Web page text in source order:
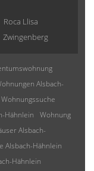
Roca Llisa
Zwingenberg
Alsbach-
Wohnungssuche
Hähnlein
Wohnung
Alsbach-
Alsbach-Hähnlein
Hähnlein